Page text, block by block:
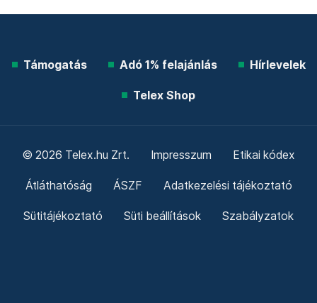
Támogatás Adó 1% felajánlás Hírlevelek
Telex Shop
© 2026 Telex.hu Zrt. Impresszum Etikai kódex
Átláthatóság ÁSZF Adatkezelési tájékoztató
Sütitájékoztató Süti beállítások Szabályzatok